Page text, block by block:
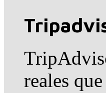
reales